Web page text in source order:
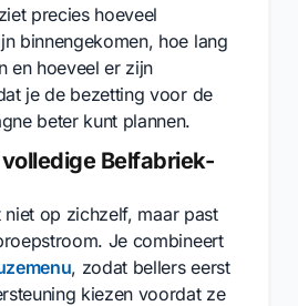
precies hoeveel
binnengekomen, hoe lang
en hoeveel er zijn
je de bezetting voor de
beter kunt plannen.
Belfabriek-
niet op zichzelf, maar past
Je combineert
, zodat bellers eerst
kiezen voordat ze